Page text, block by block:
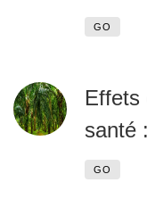
GO
Effets
santé
GO